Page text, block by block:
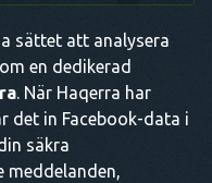
sättet att analysera
en dedikerad
. När Haqerra har
det in Facebook-data i
säkra
meddelanden,